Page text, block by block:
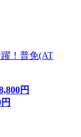
！普免(AT
円
円